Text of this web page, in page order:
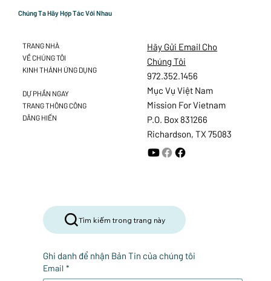
Chúng Ta Hãy Hợp Tác Với Nhau
Tìm kiếm trong trang này
Ghi danh để nhận Bản Tin của chúng tôi
Email *
Hãy Gửi Email Cho
Chúng Tôi
972.352.1456
Mục Vụ Việt Nam
Mission For Vietnam
P.O. Box 831266
Richardson, TX 75083
TRANG NHÀ
VỀ CHÚNG TÔI
KINH THÁNH ỨNG DỤNG
DỰ PHẦN NGAY
TRANG THÔNG CÔNG
DÂNG HIẾN